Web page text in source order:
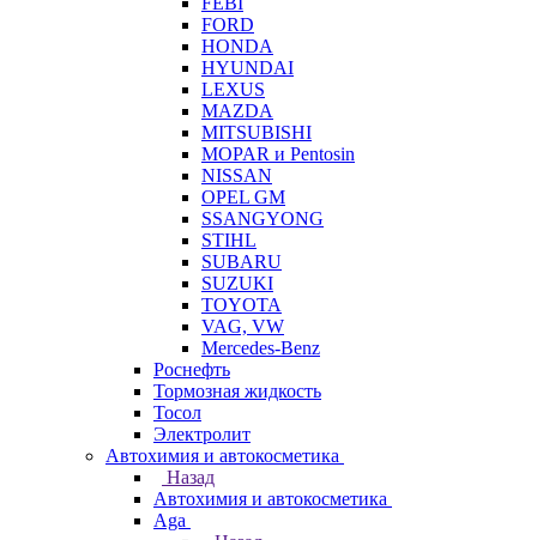
FORD
HONDA
HYUNDAI
LEXUS
MAZDA
MITSUBISHI
MOPAR и Pentosin
NISSAN
OPEL GM
SSANGYONG
STIHL
SUBARU
SUZUKI
TOYOTA
VAG, VW
Мercedes-Benz
Роснефть
Тормозная жидкость
Тосол
Электролит
Автохимия и автокосметика
Назад
Автохимия и автокосметика
Aga